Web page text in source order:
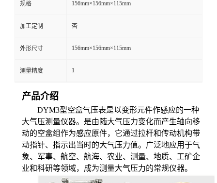
规格 156mm×156mm×115mm
加工定制 否
外形尺寸 156mm×156mm×115mm
测量精度 1
产品介绍
DYM3型空盒气压表是以变形元件作感应的一种
大气压测量仪器。 是由随大气压力变化而产生轴向移
动的空盒组作为感应原件，它通过拉杆和传动机构带
动指针、指示出当时的大气压力值。 广泛地应用于气
象、军事、航空、航海、农业、测量、地质、工矿企
业和科研等领域，成为测量大气压力的常规仪器。